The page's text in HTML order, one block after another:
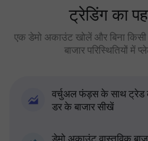
ट्रेडिंग का
एक डेमो अकाउंट खोलें और बिना किसी
बाजार परिस्थितियों में
वर्चुअल फंड्स के साथ ट्रेड
डर के बाजार सीखें